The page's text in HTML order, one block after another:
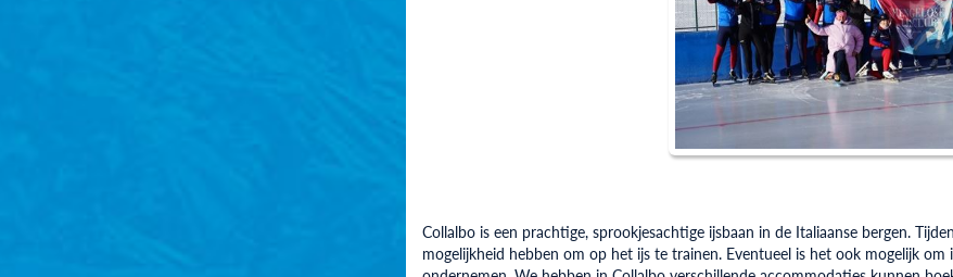
Collalbo is een prachtige, sprookjesachtige ijsbaan in de Italiaanse bergen.
mogelijkheid hebben om op het ijs te trainen. Eventueel is het ook mogelijk